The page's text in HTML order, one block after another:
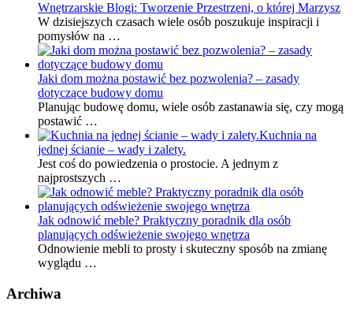
Wnętrzarskie Blogi: Tworzenie Przestrzeni, o której Marzysz
W dzisiejszych czasach wiele osób poszukuje inspiracji i
pomysłów na …
Jaki dom można postawić bez pozwolenia? – zasady
dotyczące budowy domu
Planując budowę domu, wiele osób zastanawia się, czy mogą
postawić …
Kuchnia na
jednej ścianie – wady i zalety.
Jest coś do powiedzenia o prostocie. A jednym z
najprostszych …
Jak odnowić meble? Praktyczny poradnik dla osób
planujących odświeżenie swojego wnętrza
Odnowienie mebli to prosty i skuteczny sposób na zmianę
wyglądu …
Archiwa